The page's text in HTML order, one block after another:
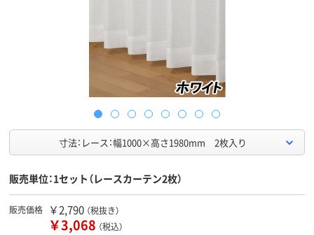
寸法：レース：幅1000×高さ1980mm 2枚入り
販売単位：1セット（レースカーテン2枚）
販売価格 ￥2,790 （税抜き）
￥3,068 （税込）